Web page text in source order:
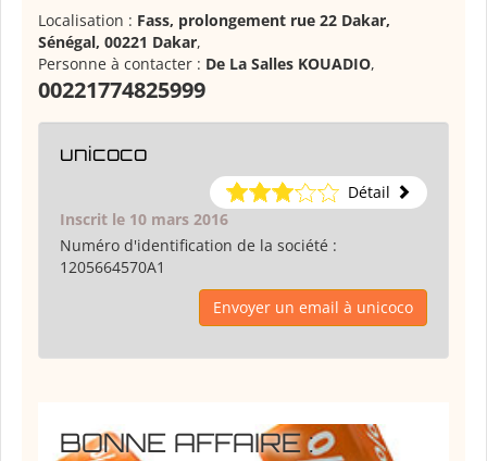
Localisation : Fass, prolongement rue 22 Dakar,
Sénégal, 00221 Dakar,
Personne à contacter : De La Salles KOUADIO,
00221774825999
unicoco
Détail
Inscrit le 10 mars 2016
Numéro d'identification de la société :
1205664570A1
Envoyer un email à unicoco
BONNE AFFAIRE :